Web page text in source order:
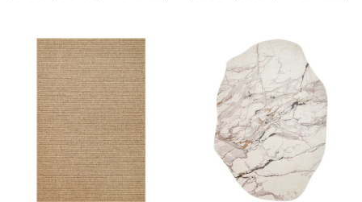
$315.65
hasta
$850.65
$315.65
$850.65